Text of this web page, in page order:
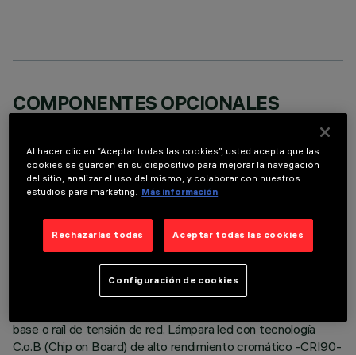
COMPONENTES OPCIONALES
DATOS TÉCNICOS
ÚLTIMA ACTUALIZACIÓN: 06/08/2026
base o raíl de tensión de red. Lámpara led con tecnología
C.o.B (Chip on Board) de alto rendimiento cromático -CRI90-
Al hacer clic en “Aceptar todas las cookies”, usted acepta que las
cookies se guarden en su dispositivo para mejorar la navegación
del sitio, analizar el uso del mismo, y colaborar con nuestros
estudios para marketing. Más información
Rechazarlas todas Aceptar todas las cookies
Configuración de cookies